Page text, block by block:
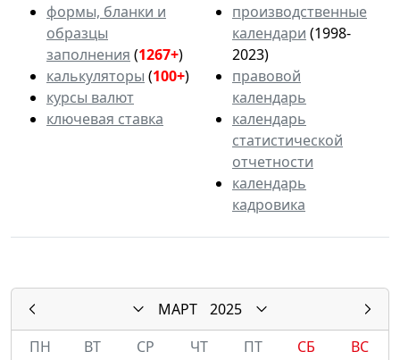
формы, бланки и
образцы
заполнения (1267+)
калькуляторы (100+)
курсы валют
ключевая ставка
производственные
календари (1998-
2023)
правовой
календарь
календарь
статистической
отчетности
календарь
кадровика
МАРТ
2025
ПН
ВТ СР ЧТ ПТ СБ
ВС